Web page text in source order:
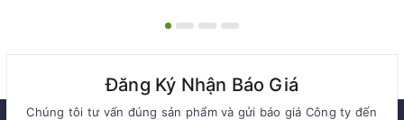
Đăng Ký Nhận Báo Giá
Chúng tôi tư vấn đúng sản phẩm và gửi báo giá Công ty đến